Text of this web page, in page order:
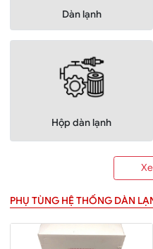
Dàn lạnh
Hộp dàn lạnh
PHỤ TÙNG HỆ THỐNG DÀN